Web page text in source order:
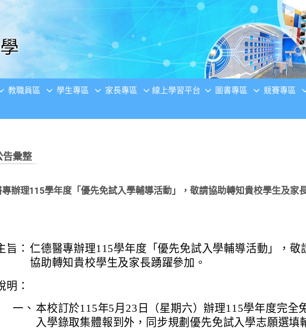
教職員區 學生專區 家長專區 線上學習平台 圖書專區 競賽專區
告彙整
辦理115學年度「優先免試入學輔導活動」，敬請協助轉知貴校學生及家
旨： 仁德醫專辦理115學年度「優先免試入學輔導活動」，敬
協助轉知貴校學生及家長踴躍參加。
明：
一、 本校訂於115年5月23日（星期六）辦理115學年度完全
入學錄取集體報到外，同步規劃優先免試入學志願選填